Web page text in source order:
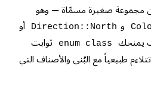
مجموعة صغيرة مسمّاة — وهو
و Direction::North
أو
يمنحك
enum class
ثوابت
طبيعياً مع البُنى والأصناف التي